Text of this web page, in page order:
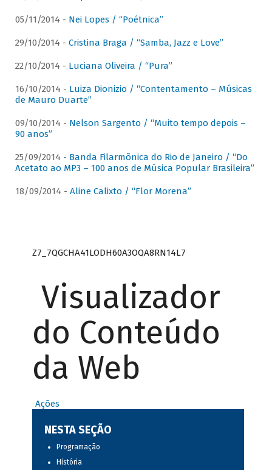
05/11/2014 - Nei Lopes / “Poétnica”
29/10/2014 - Cristina Braga / “Samba, Jazz e Love”
22/10/2014 - Luciana Oliveira / “Pura”
16/10/2014 - Luiza Dionizio / “Contentamento – Músicas
de Mauro Duarte”
09/10/2014 - Nelson Sargento / “Muito tempo depois –
90 anos”
25/09/2014 - Banda Filarmônica do Rio de Janeiro / “Do
Acetato ao MP3 – 100 anos de Música Popular Brasileira”
18/09/2014 - Aline Calixto / “Flor Morena”
Z7_7QGCHA41LODH60A3OQA8RN14L7
Visualizador
do Conteúdo
da Web
Ações
NESTA SEÇÃO
Programação
História